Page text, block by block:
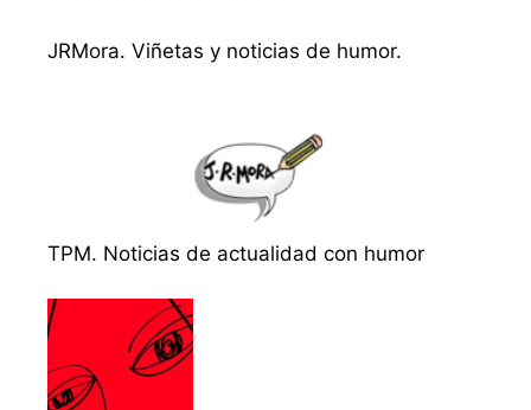
JRMora. Viñetas y noticias de humor.
TPM. Noticias de actualidad con humor